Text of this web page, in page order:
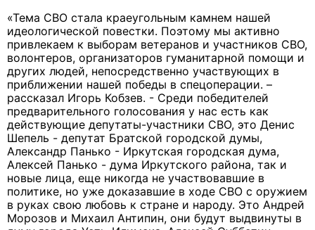
«Тема СВО стала краеугольным камнем нашей
идеологической повестки. Поэтому мы активно
привлекаем к выборам ветеранов и участников СВО,
волонтеров, организаторов гуманитарной помощи и
других людей, непосредственно участвующих в
приближении нашей победы в спецоперации. –
рассказал Игорь Кобзев. - Среди победителей
предварительного голосования у нас есть как
действующие депутаты-участники СВО, это Денис
Шепель - депутат Братской городской думы,
Александр Панько - Иркутская городская дума,
Алексей Панько - дума Иркутского района, так и
новые лица, еще никогда не участвовавшие в
политике, но уже доказавшие в ходе СВО с оружием
в руках свою любовь к стране и народу. Это Андрей
Морозов и Михаил Антипин, они будут выдвинуты в